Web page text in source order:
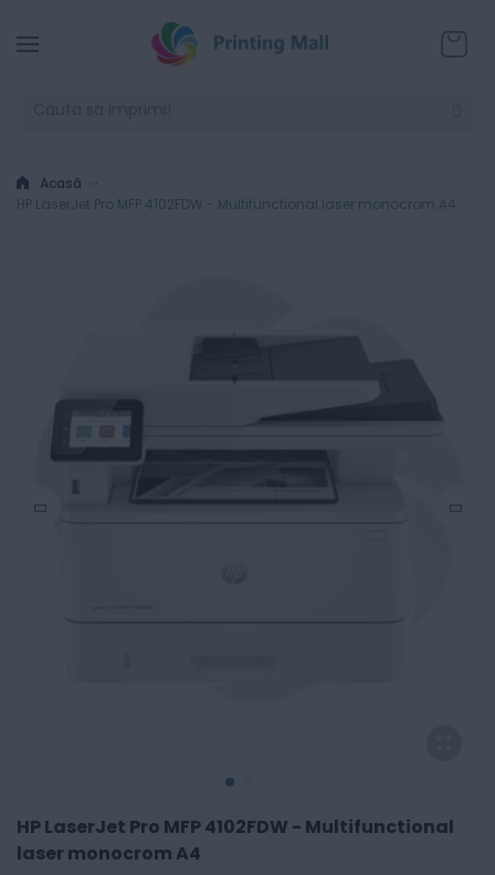
Acasă
HP LaserJet Pro MFP 4102FDW - Multifunctional laser monocrom A4
HP LaserJet Pro MFP 4102FDW - Multifunctional
laser monocrom A4